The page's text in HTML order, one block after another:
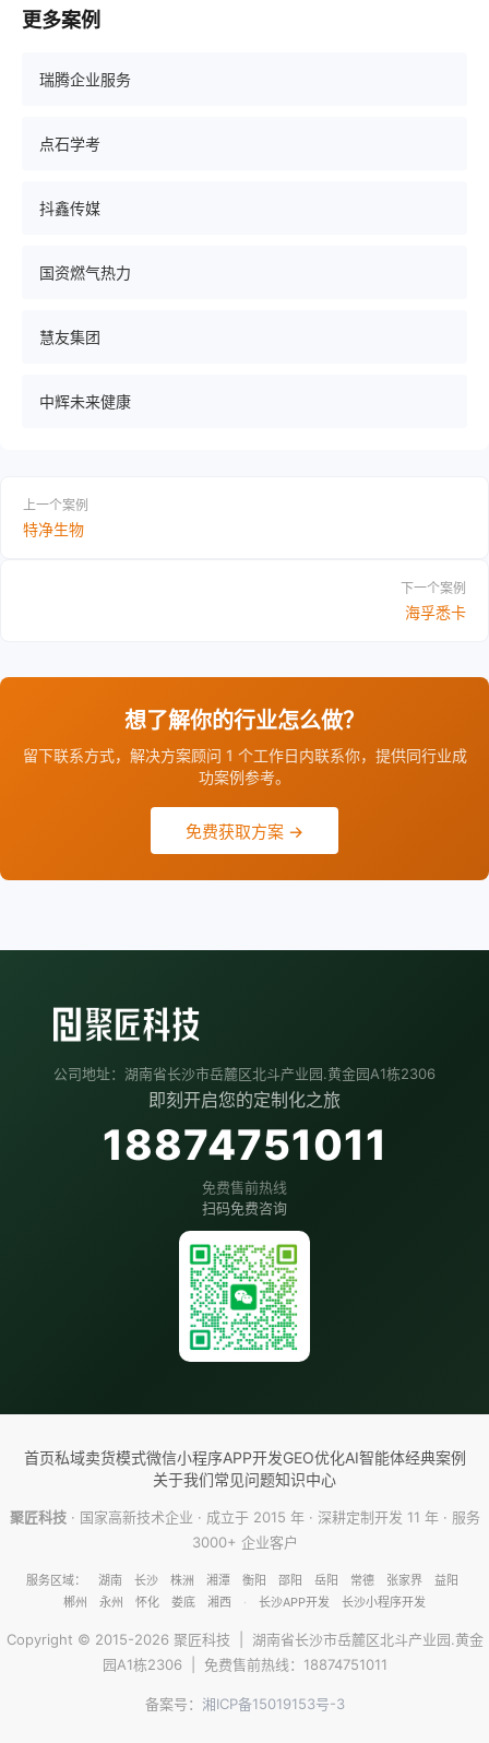
更多案例
瑞腾企业服务
点石学考
抖鑫传媒
国资燃气热力
慧友集团
中辉未来健康
上一个案例
特净生物
下一个案例
海孚悉卡
想了解你的行业怎么做？
留下联系方式，解决方案顾问 1 个工作日内联系你，提供同行业成
功案例参考。
免费获取方案 →
公司地址：湖南省长沙市岳麓区北斗产业园.黄金园A1栋2306
即刻开启您的定制化之旅
18874751011
免费售前热线
扫码免费咨询
首页私域卖货模式微信小程序APP开发GEO优化AI智能体经典案例
关于我们常见问题知识中心
聚匠科技· 国家高新技术企业 · 成立于 2015 年 · 深耕定制开发 11 年 · 服务
3000+ 企业客户
服务区域： 湖南 长沙 株洲 湘潭 衡阳 邵阳 岳阳 常德 张家界
益阳
郴州
永州 怀化 娄底 湘西 · 长沙APP开发 长沙小程序开发
Copyright © 2015-2026 聚匠科技 | 湖南省长沙市岳麓区北斗产业园.黄金
园A1栋2306 | 免费售前热线： 18874751011
备案号： 湘ICP备15019153号-3